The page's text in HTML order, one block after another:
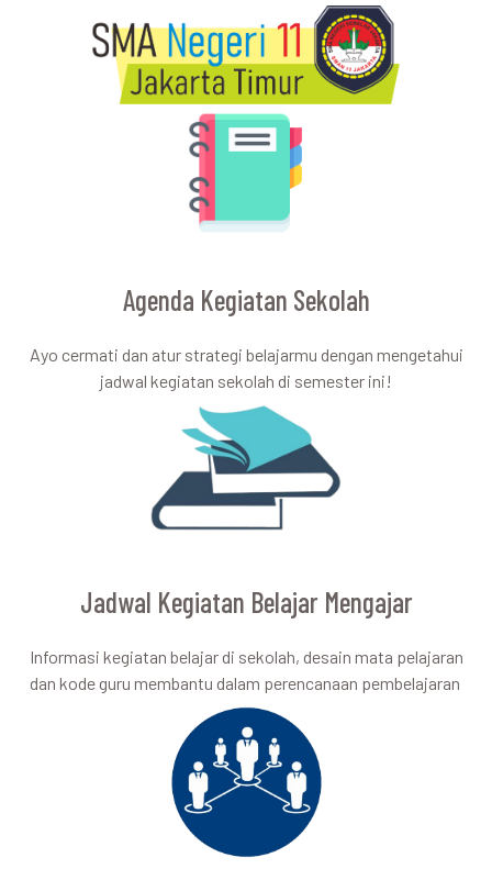
Agenda Kegiatan Sekolah
Ayo cermati dan atur strategi belajarmu dengan mengetahui
jadwal kegiatan sekolah di semester ini!
Jadwal Kegiatan Belajar Mengajar
Informasi kegiatan belajar di sekolah, desain mata pelajaran
dan kode guru membantu dalam perencanaan pembelajaran